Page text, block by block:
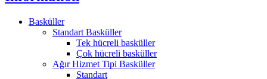
Basküller
Standart Basküller
Tek hücreli basküller
Çok hücreli basküller
Ağır Hizmet Tipi Basküller
Standart